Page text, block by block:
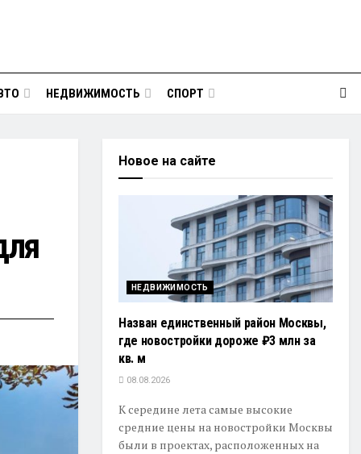
НЕДВИЖИМОСТЬ СПОРТ
Новое на сайте
НЕДВИЖИМОСТЬ
Назван единственный район Москвы,
где новостройки дороже ₽3 млн за
кв. м
08.08.2026
К середине лета самые высокие
средние цены на новостройки Москвы
были в проектах, расположенных на